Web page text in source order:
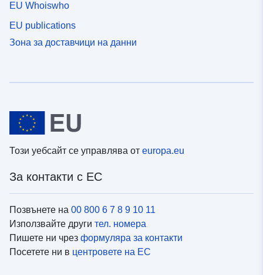
EU Whoiswho
EU publications
Зона за доставчици на данни
Този уебсайт се управлява от europa.eu
За контакти с ЕС
Позвънете на 00 800 6 7 8 9 10 11
Използвайте други тел. номера
Пишете ни чрез формуляра за контакти
Посетете ни в центровете на ЕС